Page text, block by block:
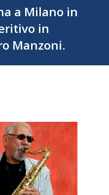
a Milano in
in
Manzoni.